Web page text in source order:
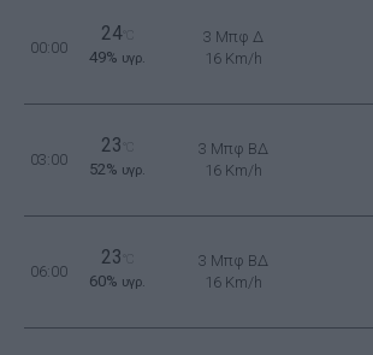
00:00
24°C
49% υγρ.
3 Μπφ Δ
16 Km/h
03:00
23
52% υγρ.
3 Μπφ ΒΔ
16 Km/h
06:00
23
60% υγρ.
3 Μπφ ΒΔ
16 Km/h